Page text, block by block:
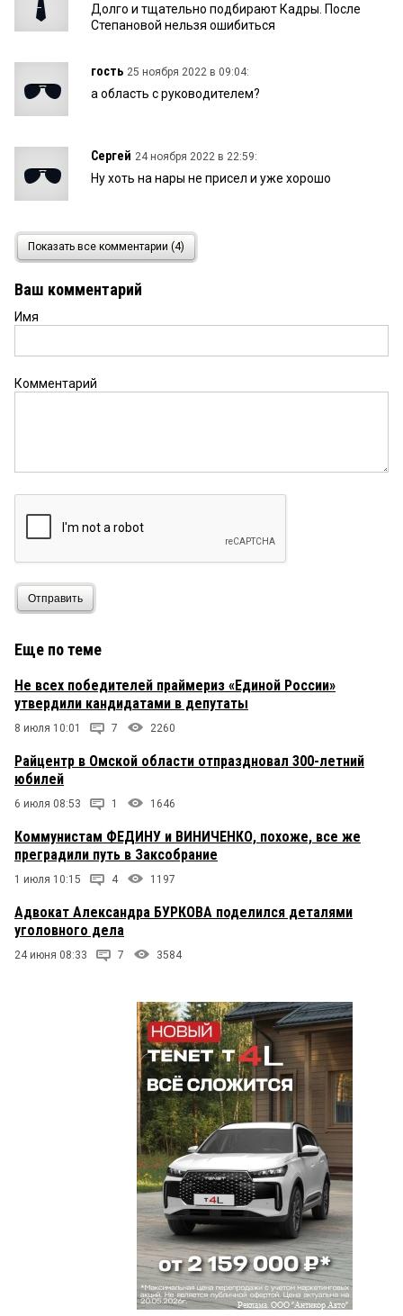
Долго и тщательно подбирают Кадры. После
Степановой нельзя ошибиться
гость 25 ноября 2022 в 09:04:
а область с руководителем?
Сергей 24 ноября 2022 в 22:59:
Ну хоть на нары не присел и уже хорошо
24 ноября 2022 в 22:37:
ГЖИ Омской области без руководителя, Фонд
Показать все комментарии (4)
Ваш комментарий
Имя
Комментарий
Отправить
Еще по теме
Не всех победителей праймериз «Единой России»
утвердили кандидатами в депутаты
8 июля 10:01 7 2260
Райцентр в Омской области отпраздновал 300-летний
юбилей
6 июля 08:53 1 1646
Коммунистам ФЕДИНУ и ВИНИЧЕНКО, похоже, все же
преградили путь в Заксобрание
1 июля 10:15 4 1197
Адвокат Александра БУРКОВА поделился деталями
уголовного дела
24 июня 08:33 7 3584